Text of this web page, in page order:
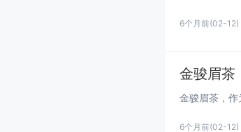
6个月前(02-12)
金骏眉茶
6个月前(02-12)